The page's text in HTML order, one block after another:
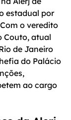
estadual por
o veredito
Couto, atual
de Janeiro
do Palácio
ao cargo